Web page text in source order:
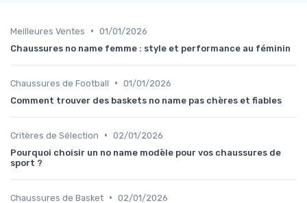
Meilleures Ventes • 01/01/2026
Chaussures no name femme : style et performance au féminin
Chaussures de Football • 01/01/2026
Comment trouver des baskets no name pas chères et fiables
Critères de Sélection • 02/01/2026
Pourquoi choisir un no name modèle pour vos chaussures de
sport ?
Chaussures de Basket • 02/01/2026